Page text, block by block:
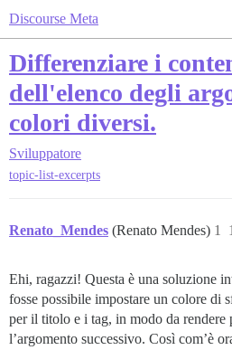
Discourse Meta
Differenziare i
dell'elenco degli
colori diversi.
Sviluppatore
topic-list-excerpts
Renato_Mendes (Renato Mendes) 1
Ehi, ragazzi! Questa è una soluzione
fosse possibile impostare un colore di
per il titolo e i tag, in modo da
l’argomento successivo. Così com’è